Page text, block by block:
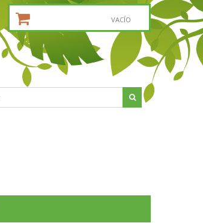
VACÍO